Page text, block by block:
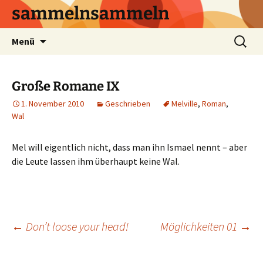
sammelnsammeln
Menü
Suchen
nach:
Große Romane IX
1. November 2010 Geschrieben Melville, Roman,
Wal
Mel will eigentlich nicht, dass man ihn Ismael nennt – aber
die Leute lassen ihm überhaupt keine Wal.
Beitrags-
← Don’t loose your head! Möglichkeiten 01 →